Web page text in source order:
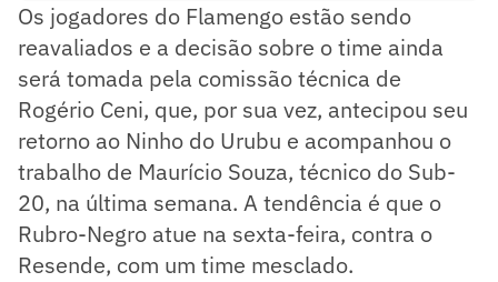
Os jogadores do Flamengo estão sendo
reavaliados e a decisão sobre o time ainda
será tomada pela comissão técnica de
Rogério Ceni, que, por sua vez, antecipou seu
retorno ao Ninho do Urubu e acompanhou o
trabalho de Maurício Souza, técnico do Sub-
20, na última semana. A tendência é que o
Rubro-Negro atue na sexta-feira, contra o
Resende, com um time mesclado.